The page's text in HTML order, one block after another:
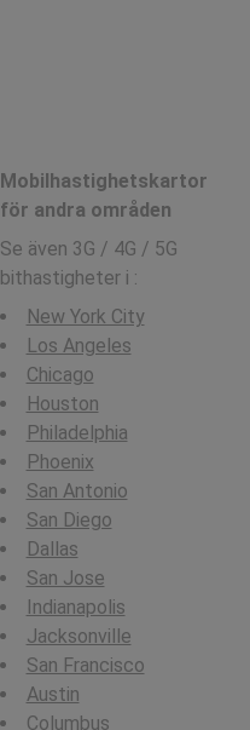
Mobilhastighetskartor
för andra områden
Se även 3G / 4G / 5G
bithastigheter i :
New York City
Los Angeles
Chicago
Houston
Philadelphia
Phoenix
San Antonio
San Diego
Dallas
San Jose
Indianapolis
Jacksonville
San Francisco
Austin
Columbus